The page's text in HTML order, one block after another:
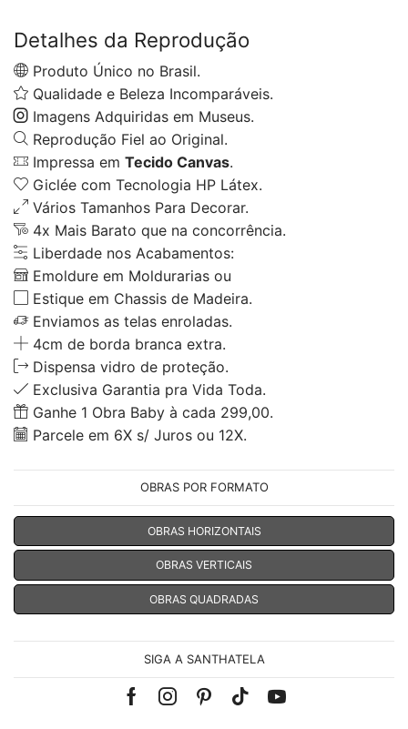
Detalhes da Reprodução
Produto Único no Brasil.
Qualidade e Beleza Incomparáveis.
Imagens Adquiridas em Museus.
Reprodução Fiel ao Original.
Impressa em Tecido Canvas.
Giclée com Tecnologia HP Látex.
Vários Tamanhos Para Decorar.
4x Mais Barato que na concorrência.
Liberdade nos Acabamentos:
Emoldure em Moldurarias ou
Estique em Chassis de Madeira.
Enviamos as telas enroladas.
4cm de borda branca extra.
Dispensa vidro de proteção.
Exclusiva Garantia pra Vida Toda.
Ganhe 1 Obra Baby à cada 299,00.
Parcele em 6X s/ Juros ou 12X.
OBRAS POR FORMATO
OBRAS HORIZONTAIS
OBRAS VERTICAIS
OBRAS QUADRADAS
SIGA A SANTHATELA
FacebookInstagramPinterest
Tik-Youtube